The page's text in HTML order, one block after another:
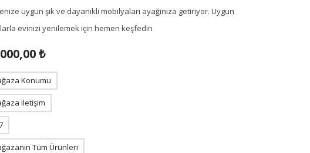
uygun şık ve dayanıklı mobilyaları ayağınıza getiriyor. Uygun
evinizi yenilemek için hemen keşfedin
₺
Konumu
iletişim
Tüm Ürünleri